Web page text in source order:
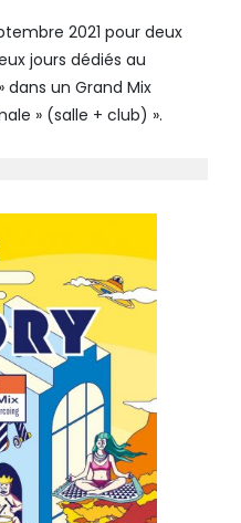
2021 pour deux
jours dédiés au
dans un Grand Mix
» (salle + club) ».